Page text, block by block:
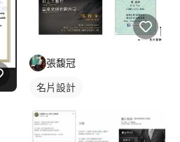
張馥冠
名片設計